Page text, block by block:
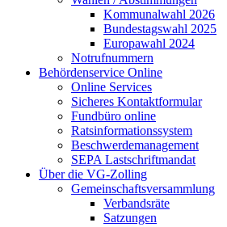
Kommunalwahl 2026
Bundestagswahl 2025
Europawahl 2024
Notrufnummern
Behördenservice Online
Online Services
Sicheres Kontaktformular
Fundbüro online
Ratsinformationssystem
Beschwerdemanagement
SEPA Lastschriftmandat
Über die VG-Zolling
Gemeinschaftsversammlung
Verbandsräte
Satzungen